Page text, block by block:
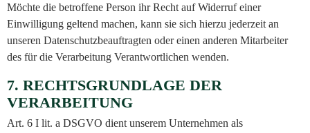
Möchte die betroffene Person ihr Recht auf Widerruf einer
Einwilligung geltend machen, kann sie sich hierzu jederzeit an
unseren Datenschutzbeauftragten oder einen anderen Mitarbeiter
des für die Verarbeitung Verantwortlichen wenden.
7. RECHTSGRUNDLAGE DER
VERARBEITUNG
Art. 6 I lit. a DSGVO dient unserem Unternehmen als